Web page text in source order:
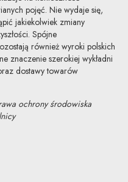
pojęć. Nie wydaje się,
jakiekolwiek zmiany
Spójne
również wyroki polskich
znaczenie szerokiej wykładni
dostawy towarów
ochrony środowiska